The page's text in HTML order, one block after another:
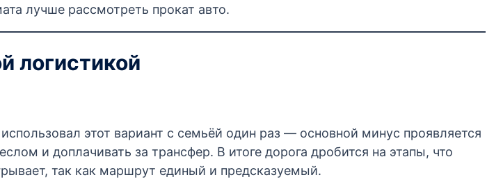
лучше рассмотреть прокат авто.
логистикой
этот вариант с семьёй один раз — основной минус проявляется
и доплачивать за трансфер. В итоге дорога дробится на этапы, что
так как маршрут единый и предсказуемый.